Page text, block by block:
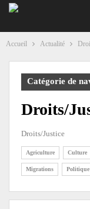
Accueil Actualité
Catégorie de
Droits/
Droits/Justice
Agriculture Culture
Migrations Politique